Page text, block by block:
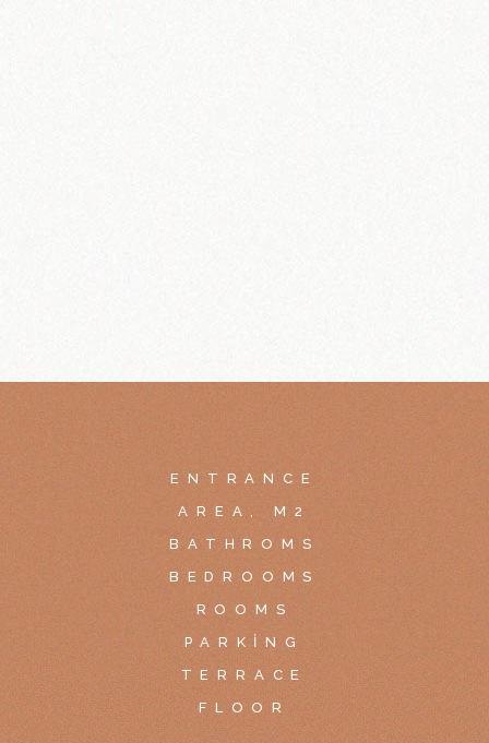
ENTRANCE
AREA, M2
BATHROMS
BEDROOMS
ROOMS
PARKING
TERRACE
FLOOR